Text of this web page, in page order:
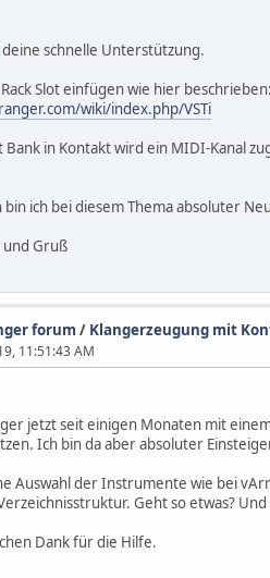
schnelle Unterstützung.
Slot einfügen wie hier beschrieben:
wiki/index.php/VSTi
in Kontakt wird ein MIDI-Kanal
ich bei diesem Thema absoluter
und Gruß
forum / Klangerzeugung mit
11:51:43 AM
jetzt seit einigen Monaten mit
Ich bin da aber absoluter
Auswahl der Instrumente wie bei
Geht so etwas?
Dank für die Hilfe.